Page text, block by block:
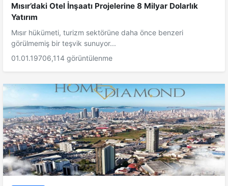
Mısır’daki Otel İnşaatı Projelerine 8 Milyar Dolarlık
Yatırım
Mısır hükümeti, turizm sektörüne daha önce benzeri
görülmemiş bir teşvik sunuyor...
01.01.19706,114 görüntülenme